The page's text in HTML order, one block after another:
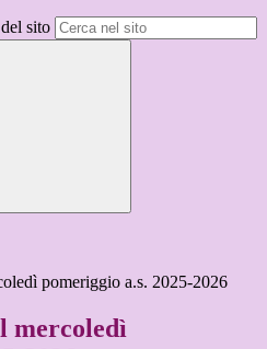
sito
pomeriggio a.s. 2025-2026
mercoledì